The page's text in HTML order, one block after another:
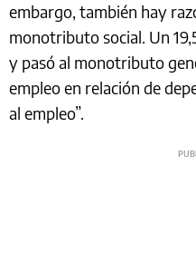
embargo, también hay
monotributo social. Un
y pasó al monotributo
empleo en relación de
al empleo”.